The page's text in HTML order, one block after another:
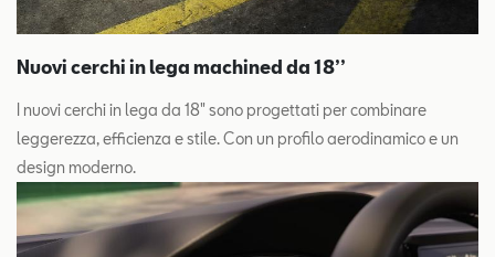
Nuovi cerchi in lega machined da 18’’
I nuovi cerchi in lega da 18" sono progettati per combinare
leggerezza, efficienza e stile. Con un profilo aerodinamico e un
design moderno.